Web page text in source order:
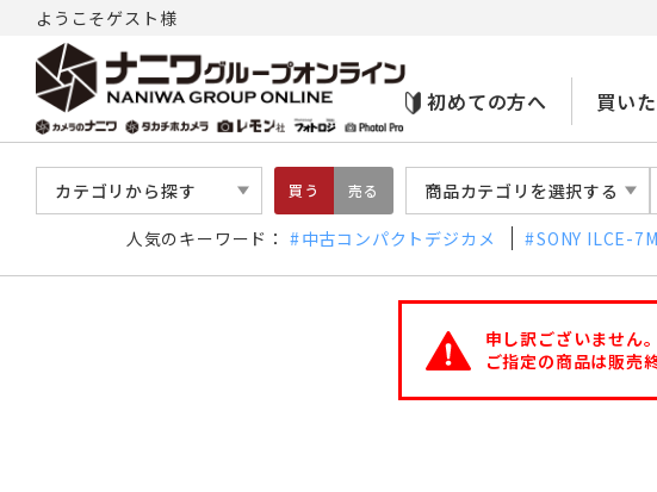
ようこそゲスト様
初めての方へ 買い
カテゴリから探す 買う 売る 商品カテゴリを選択する
人気のキーワード： 中古コンパクトデジカメ SONY ILCE-
申し訳ございません。
ご指定の商品は販売